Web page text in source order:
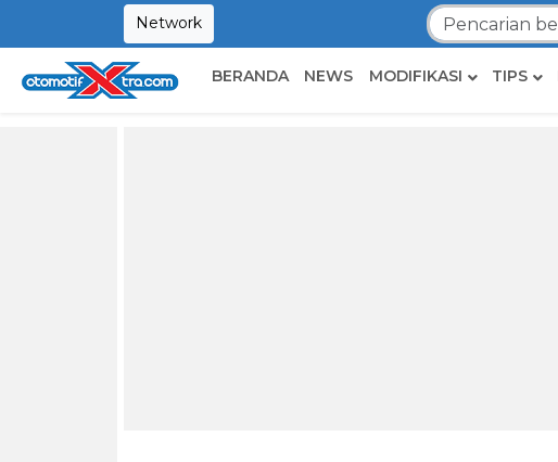
Network
BERANDA NEWS MODIFIKASI TIPS